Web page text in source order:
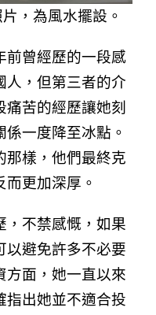
，為風水擺設。
前曾經歷的一段感
人，但第三者的介
痛苦的經歷讓她刻
一度降至冰點。
那樣，他們最終克
更加深厚。
，不禁感慨，如果
以避免許多不必要
方面，她一直以來
指出她並不適合投